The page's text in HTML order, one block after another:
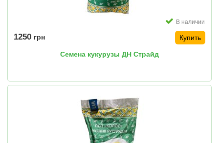
В наличии
1250 грн Купить
Семена кукурузы ДН Страйд